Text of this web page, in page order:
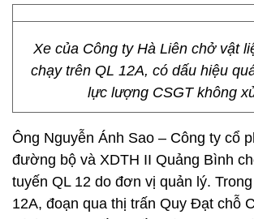
Xe của Công ty Hà Liên chở vật
chạy trên QL 12A, có dấu hiệu
lực lượng CSGT không
Ông Nguyễn Ánh Sao – Công ty cổ
đường bộ và XDTH II Quảng Bình
tuyến QL 12 do đơn vị quản lý.
12A, đoạn qua thị trấn Quy Đạt chỗ